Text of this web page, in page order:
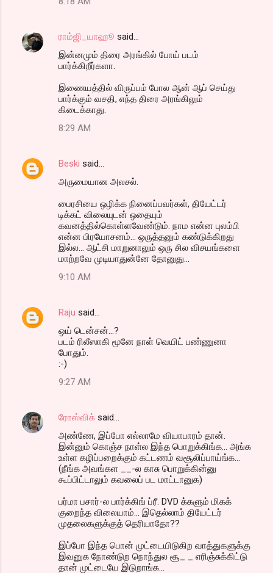
ராம்ஜி_யாஹூ said…
இன்னமும் திரை அரங்கில் போய் படம்
பார்க்கிறீர்களா.
இணையத்தில் விருப்பம் போல ஆன் ஆப் செய்து
பார்க்கும் வசதி, எந்த திரை அரங்கிலும்
கிடைக்காது.
8:29 AM
Beski said…
அருமையான அலசல்.
பைரசியை ஒழிக்க நினைப்பவர்கள், தியேட்டர்
டிக்கட் விலையுடன் ஒதையும்
கவனத்தில்கொள்ளவேண்டும். நாம என்ன புலம்பி
என்ன பிரயோசனம்... ஒருத்தனும் கண்டுக்கிறது
இல்ல... ஆட்சி மாறுனாலும் ஒரு சில விசயங்களை
மாற்றவே முடியாதுன்னே தோனுது...
9:10 AM
Raju said…
ஒய் டென்சன்...?
படம் ரிலீஸாகி மூனே நாள் வெயிட் பண்ணுனா
போதும்.
:-)
9:27 AM
ரோஸ்விக் said…
அண்ணே, இப்போ எல்லாமே வியாபாரம் தான்.
இன்னும் கொஞ்ச நாள்ல இந்த பொறுக்கிங்க... அங்க
உள்ள கழிப்பறைக்கும் கட்டணம் வசூலிப்பாய்ங்க...
(நீங்க அவங்கள __-ல காசு பொறுக்கின்னு
கூப்பிட்டாலும் கவலைப் பட மாட்டானுக)
பர்மா பசார்-ல பார்க்கிங் ப்ரீ. DVD க்களும் மிகக்
குறைந்த விலையாம்... இதெல்லாம் தியேட்டர்
முதலைகளுக்குத் தெரியாதோ??
இப்போ இந்த பொன் முட்டையிடுகிற வாத்துகளுக்கு
இவனுக நோண்டுற நொந்துல சூ_ _ எரிஞ்சுக்கிட்டு
தான் முட்டையே இடுறாங்க...